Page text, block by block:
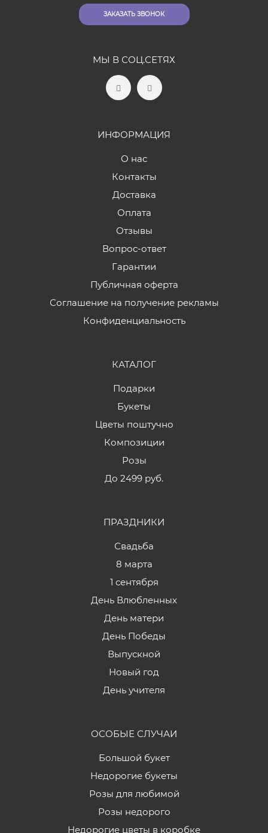
ЗАКАЗАТЬ ЗВОНОК
МЫ В СОЦ.СЕТЯХ
ИНФОРМАЦИЯ
О нас
Контакты
Доставка
Оплата
Отзывы
Вопрос-ответ
Гарантии
Публичная оферта
Соглашение на получение рекламы
Конфиденциальность
КАТАЛОГ
Подарки
Букеты
Цветы поштучно
Композиции
Розы
До 2499 руб.
ПРАЗДНИКИ
Свадьба
8 марта
1 сентября
День Влюбленных
День матери
День Победы
Выпускной
Новый год
День учителя
ОСОБЫЕ СЛУЧАИ
Большой букет
Недорогие букеты
Розы для любимой
Розы недорого
Недорогие цветы в коробке